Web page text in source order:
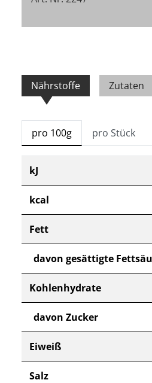
Nährstoffe Zutaten
pro 100g pro Stück
kJ
kcal
Fett
davon gesättigte
Kohlenhydrate
davon Zucker
Eiweiß
Salz